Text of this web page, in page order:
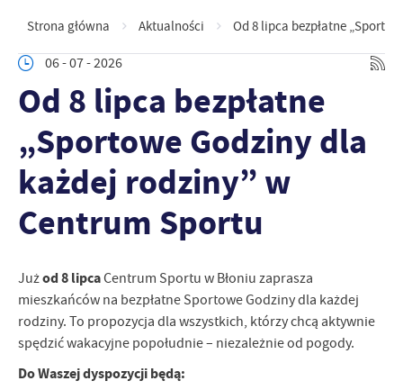
Strona główna Aktualności Od 8 lipca bezpłatne
06 - 07 - 2026
Od 8 lipca bezpłatne
„Sportowe Godziny dla
każdej rodziny” w
Centrum Sportu
Jużod 8 lipcaCentrum Sportu w Błoniu zaprasza
mieszkańców na bezpłatne Sportowe Godziny dla każdej
rodziny. To propozycja dla wszystkich, którzy chcą aktywnie
spędzić wakacyjne popołudnie – niezależnie od pogody.
Do Waszej dyspozycji będą: